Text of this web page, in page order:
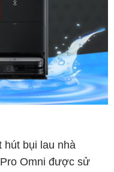
hút bụi lau nhà
Omni được sử